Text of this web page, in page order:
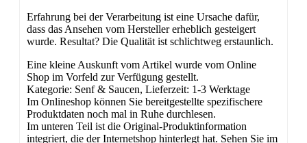
Erfahrung bei der Verarbeitung ist eine Ursache dafür,
dass das Ansehen vom Hersteller erheblich gesteigert
wurde. Resultat? Die Qualität ist schlichtweg erstaunlich.
Eine kleine Auskunft vom Artikel wurde vom Online
Shop im Vorfeld zur Verfügung gestellt.
Kategorie: Senf & Saucen, Lieferzeit: 1-3 Werktage
Im Onlineshop können Sie bereitgestellte spezifischere
Produktdaten noch mal in Ruhe durchlesen.
Im unteren Teil ist die Original-Produktinformation
integriert, die der Internetshop hinterlegt hat. Sehen Sie im